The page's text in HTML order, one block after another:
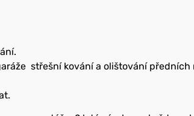
střešní kování a olištování